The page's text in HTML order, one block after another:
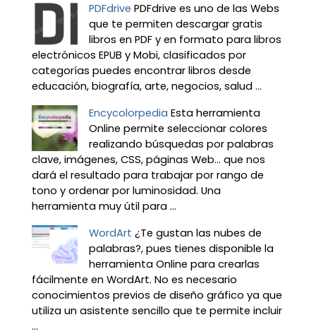
PDFdrive PDFdrive es uno de las Webs
que te permiten descargar gratis
libros en PDF y en formato para libros
electrónicos EPUB y Mobi, clasificados por
categorías puedes encontrar libros desde
educación, biografía, arte, negocios, salud ...
Encycolorpedia Esta herramienta
Online permite seleccionar colores
realizando búsquedas por palabras
clave, imágenes, CSS, páginas Web... que nos
dará el resultado para trabajar por rango de
tono y ordenar por luminosidad. Una
herramienta muy útil para ...
WordArt ¿Te gustan las nubes de
palabras?, pues tienes disponible la
herramienta Online para crearlas
fácilmente en WordArt. No es necesario
conocimientos previos de diseño gráfico ya que
utiliza un asistente sencillo que te permite incluir
...